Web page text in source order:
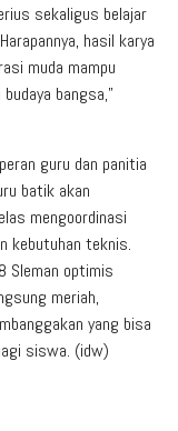
sekaligus belajar
hasil karya
muda mampu
bangsa,”
guru dan panitia
batik akan
mengoordinasi
kebutuhan teknis.
Sleman optimis
meriah,
yang bisa
siswa. (idw)